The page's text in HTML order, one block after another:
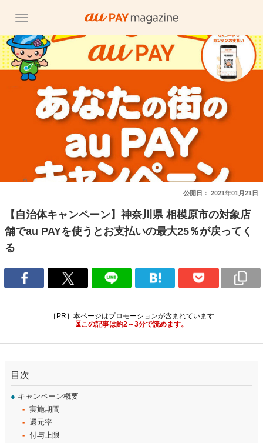
公開日： 2021年01月21日
【自治体キャンペーン】神奈川県 相模原市の対象店
舗でau PAYを使うとお支払いの最大25％が戻ってく
る
［PR］本ページはプロモーションが含まれています
⏳この記事は約2～3分で読めます。
目次
● キャンペーン概要
実施期間
還元率
付与上限